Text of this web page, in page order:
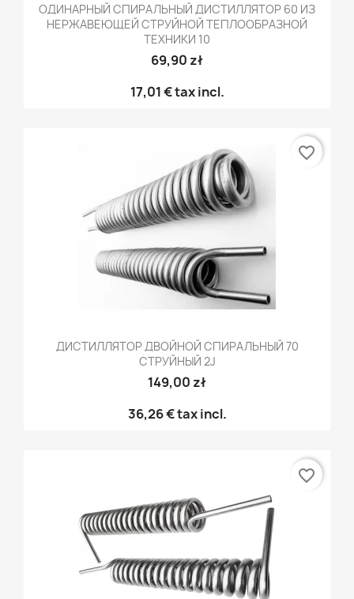
ОДИНАРНЫЙ СПИРАЛЬНЫЙ ДИСТИЛЛЯТОР 60 ИЗ
НЕРЖАВЕЮЩЕЙ СТРУЙНОЙ ТЕПЛООБРАЗНОЙ
ТЕХНИКИ 10
69,90 zł
17,01 €tax incl.
ДИСТИЛЛЯТОР ДВОЙНОЙ СПИРАЛЬНЫЙ 70
СТРУЙНЫЙ 2J
149,00 zł
36,26 €tax incl.
favorite_border
favorite_border